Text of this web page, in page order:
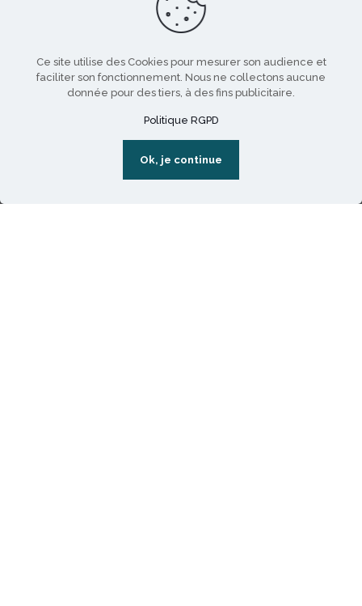
CERTIFIÉ RNCP NIVEAU 6 (EU)
FORMATION MOTION DESIGN CERTIFIÉ RNCP
Ce site utilise des Cookies pour mesurer son audience et
faciliter son fonctionnement. Nous ne collectons aucune
donnée pour des tiers, à des fins publicitaire.
Politique RGPD
Ok, je continue